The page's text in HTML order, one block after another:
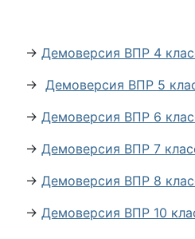
→ Демоверсия ВПР 4
→ Демоверсия ВПР 5
→ Демоверсия ВПР 6
→ Демоверсия ВПР 7
→ Демоверсия ВПР 8
→ Демоверсия ВПР 10